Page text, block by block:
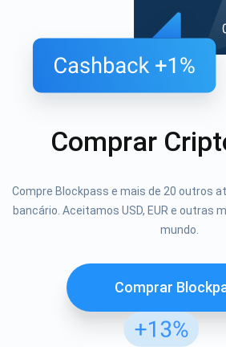
Comprar
Compre Blockpass e mais de 20 outros
bancário. Aceitamos USD, EUR e outras
mundo.
Comprar